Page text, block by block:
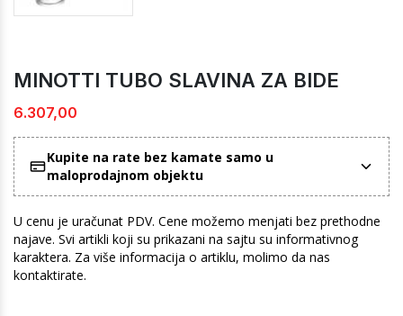
MINOTTI TUBO SLAVINA ZA BIDE
6.307,00
Kupite na rate bez kamate samo u
maloprodajnom objektu
U cenu je uračunat PDV. Cene možemo menjati bez prethodne
najave. Svi artikli koji su prikazani na sajtu su informativnog
karaktera. Za više informacija o artiklu, molimo da nas
kontaktirate.